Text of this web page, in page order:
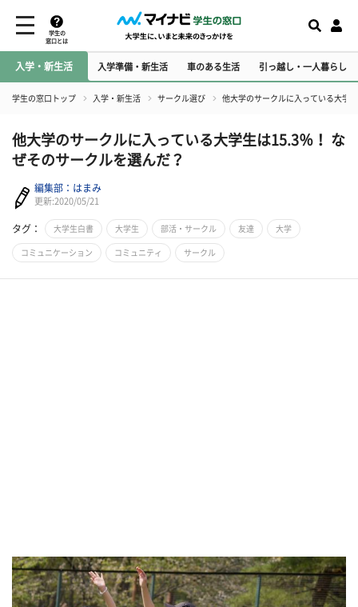
学生の
窓口とは
入学・新生活 入学準備・新生活 車のある生活 引っ越し・一人暮らし
学生の窓口トップ 入学・新生活 サークル選び 他大学のサークルに入っている大学
他大学のサークルに入っている大学生は15.3％！ な
ぜそのサークルを選んだ？
編集部：はまみ
更新:2020/05/21
タグ： 大学生白書 大学生 部活・サークル 友達 大学
コミュニケーション コミュニティ サークル